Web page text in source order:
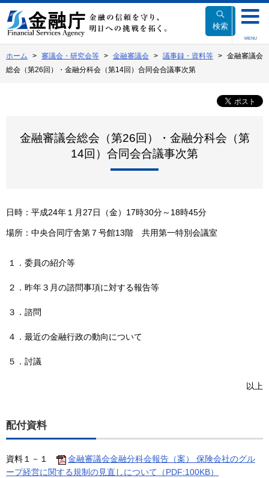
文
へ
動
検索
MENU
ホーム 審議会・研究会等 金融審議会 議事録・資料等
金融審議会
総会（第26回）・金融分科会（第14回）合同会合議事次第
金融審議会総会（第26回）・金融分科会（第
14回）合同会合議事次第
日時：平成24年１月27日（金）17時30分～18時45分
場所：中央合同庁舎第７号館13階 共用第一特別会議室
１．委員の紹介等
２．昨年３月の諮問事項に対する報告等
３．諮問
４．最近の金融行政の動向について
５．討議
以上
配付資料
資料１－１
金融審議会金融分科会報告（案） 保険会社のグル
ープ経営に関する規制の見直しについて（PDF:100KB）